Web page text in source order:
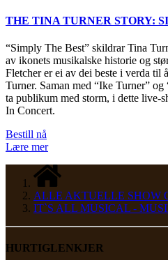
THE TINA TURNER STORY:
“Simply The Best” skildrar Tina
av ikonets musikalske historie og
Fletcher er ei av dei beste i verda til
Turner. Saman med “Ike Turner”
ta publikum med storm, i dette live-
In Concert.
Bestill nå
Lære mer
ALLE AKTUELLE SHOW
IT`S ALL MUSICAL -
HURTIGLENKJER